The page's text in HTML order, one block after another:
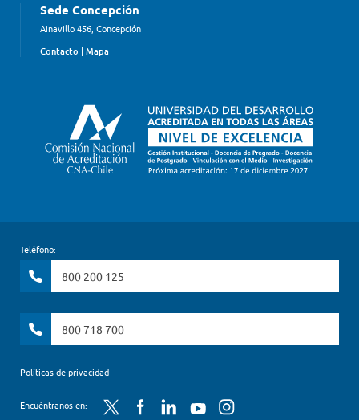
Sede Concepción
Ainavillo 456, Concepción
Contacto | Mapa
Teléfono:
800 200 125
800 718 700
Políticas de privacidad
Encuéntranos en: Twitter FacebookLinkedInYouTubeInstagram